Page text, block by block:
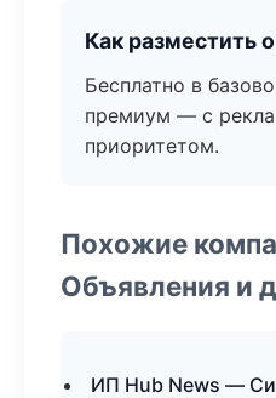
Как разместить
Бесплатно в
премиум — с
приоритетом.
Похожие
Объявления и
ИП Hub News —